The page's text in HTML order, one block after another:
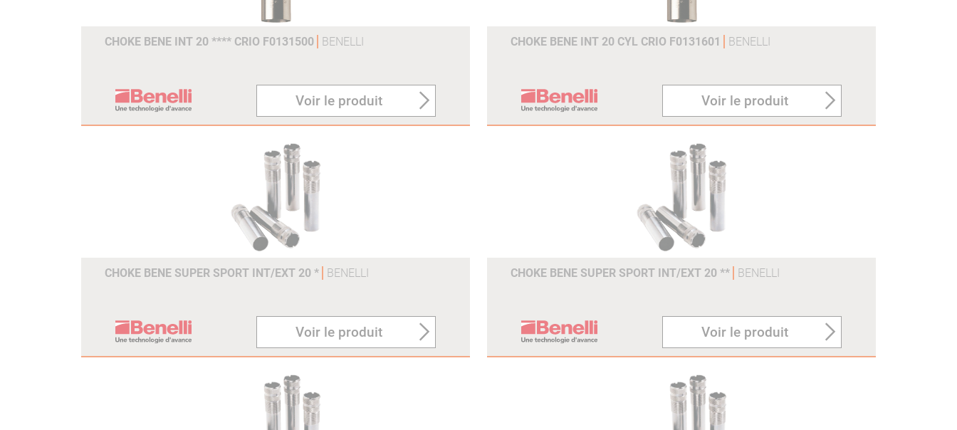
CHOKE BENE INT 20 **** CRIO F0131500 BENELLI
Voir le produit
CHOKE BENE INT 20 CYL CRIO F0131601 BENELLI
Voir le produit
CHOKE BENE SUPER SPORT INT/EXT 20 * BENELLI
Voir le produit
CHOKE BENE SUPER SPORT INT/EXT 20 ** BENELLI
Voir le produit